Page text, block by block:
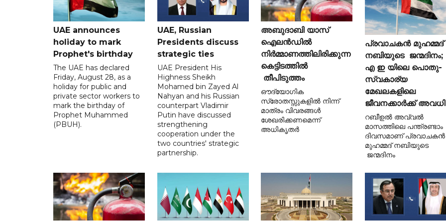
UAE announces
holiday to mark
Prophet's birthday
The UAE has declared
Friday, August 28, as a
holiday for public and
private sector workers to
mark the birthday of
Prophet Muhammed
(PBUH).
UAE, Russian
Presidents discuss
strategic ties
UAE President His
Highness Sheikh
Mohamed bin Zayed Al
Nahyan and his Russian
counterpart Vladimir
Putin have discussed
strengthening
cooperation under the
two countries' strategic
partnership.
അബുദാബി യാസ്
ഐലൻഡിൽ
നിർമ്മാണത്തിലിരിക്കുന്ന
കെട്ടിടത്തിൽ
തീപിടുത്തം
ഔദ്യോഗിക
സ്രോതസ്സുകളിൽ നിന്ന്
മാത്രം വിവരങ്ങൾ
ശേഖരിക്കണമെന്ന്
അധികൃതർ
പ്രവാചകൻ മുഹമ്മദ്
നബിയുടെ
എ ഇ യിലെ പൊതു-
സ്വകാര്യ
മേഖലകളിലെ
ജീവനക്കാർക്ക് അവധി
റബീഉൽ അവ്വൽ
മാസത്തിലെ പന്ത്രണ്ടാം
ദിവസമാണ് പ്രവാചകൻ
മുഹമ്മദ് നബിയുടെ
ജന്മദിനം